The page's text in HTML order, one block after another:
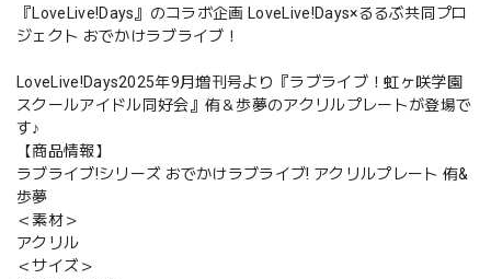
『LoveLive!Days』のコラボ企画 LoveLive!Days×るるぶ共同プロ
ジェクト おでかけラブライブ！
LoveLive!Days2025年9月増刊号より『ラブライブ！虹ヶ咲学園
スクールアイドル同好会』侑＆歩夢のアクリルプレートが登場で
す♪
【商品情報】
ラブライブ!シリーズ おでかけラブライブ! アクリルプレート 侑&
歩夢
＜素材＞
アクリル
＜サイズ＞